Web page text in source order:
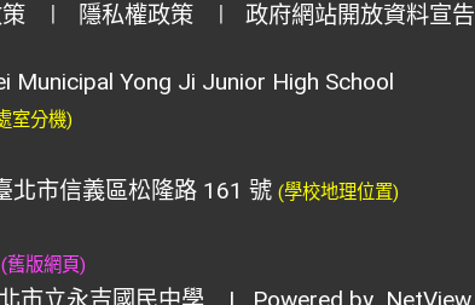
隱私權政策 政府網站開放資料宣告
Municipal Yong Ji Junior High School
室分機)
市信義區松隆路 161 號 (學校地理位置)
(舊版網頁)